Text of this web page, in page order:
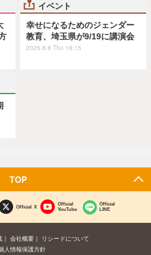
イベント
幸せになるためのジェンダー
教育、埼玉県が9/19に講演会
2026.8.6 Thu 18:15
TOP
Official X
Official
YouTube
Official
LINE
会社概要
リシードについて
人情報保護方針